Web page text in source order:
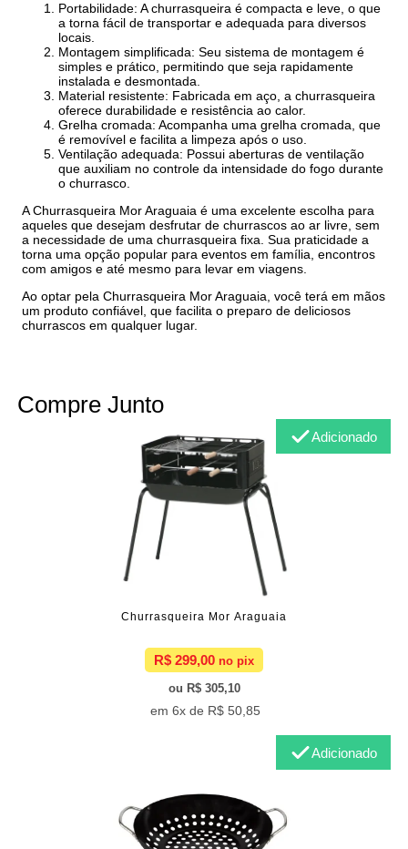
Portabilidade: A churrasqueira é compacta e leve, o que
a torna fácil de transportar e adequada para diversos
locais.
Montagem simplificada: Seu sistema de montagem é
simples e prático, permitindo que seja rapidamente
instalada e desmontada.
Material resistente: Fabricada em aço, a churrasqueira
oferece durabilidade e resistência ao calor.
Grelha cromada: Acompanha uma grelha cromada, que
é removível e facilita a limpeza após o uso.
Ventilação adequada: Possui aberturas de ventilação
que auxiliam no controle da intensidade do fogo durante
o churrasco.
A Churrasqueira Mor Araguaia é uma excelente escolha para
aqueles que desejam desfrutar de churrascos ao ar livre, sem
a necessidade de uma churrasqueira fixa. Sua praticidade a
torna uma opção popular para eventos em família, encontros
com amigos e até mesmo para levar em viagens.
Ao optar pela Churrasqueira Mor Araguaia, você terá em mãos
um produto confiável, que facilita o preparo de deliciosos
churrascos em qualquer lugar.
Compre Junto
Churrasqueira Mor Araguaia
R$ 299,00
R$ 305,10
6x de R$ 50,85
Adicionado
Adicionado